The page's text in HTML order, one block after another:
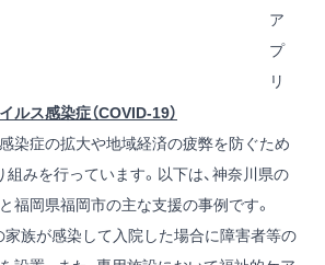
ア
プ
リ
ルス感染症（COVID-19）
染症の拡大や地域経済の疲弊を防ぐため
組みを行っています。以下は、神奈川県の
福岡県福岡市の主な支援の事例です。
家族が感染して入院した場合に障害者等の